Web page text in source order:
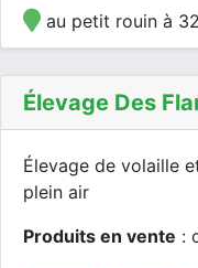
au petit rouin à
Élevage Des
Élevage de volaille
plein air
Produits en vente :